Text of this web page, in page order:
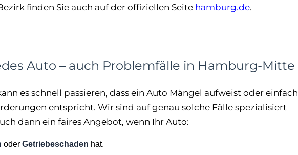
finden Sie auch auf der offiziellen Seite hamburg.de.
Auto – auch Problemfälle in Hamburg-Mitte
es schnell passieren, dass ein Auto Mängel aufweist oder einfach
entspricht. Wir sind auf genau solche Fälle spezialisiert
dann ein faires Angebot, wenn Ihr Auto:
oder Getriebeschaden hat.